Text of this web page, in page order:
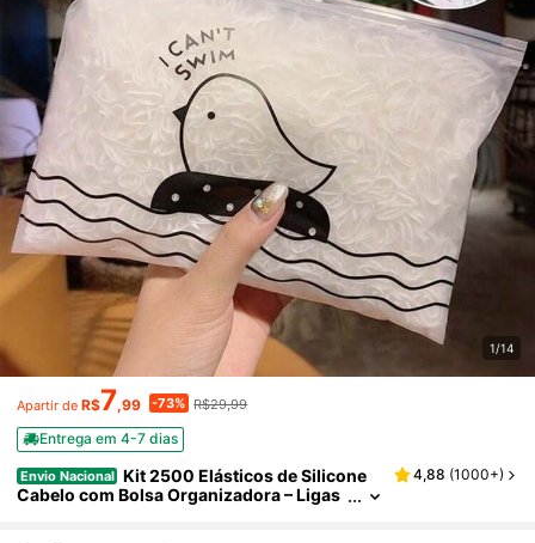
1/14
Apartir de R$7,99 -73% R$29,99
Entrega em 4-7 dias
Envio Nacional Kit 2500 Elásticos de Silicone
Cabelo com Bolsa Organizadora – Ligas
4,88 (1000+)